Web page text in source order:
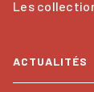
Les
ACTUALITÉS